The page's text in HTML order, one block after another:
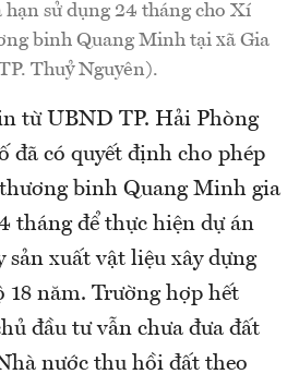
hạn sử dụng 24 tháng cho Xí
binh Quang Minh tại xã Gia
Thuỷ Nguyên).
từ UBND TP. Hải Phòng
đã có quyết định cho phép
binh Quang Minh gia
tháng để thực hiện dự án
sản xuất vật liệu xây dựng
18 năm. Trường hợp hết
đầu tư vẫn chưa đưa đất
nước thu hồi đất theo